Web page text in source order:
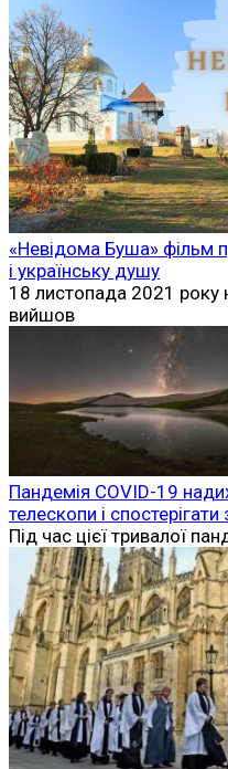
«Невідома Буша» фільм
і українську душу
18 листопада 2021 року
вийшов
Пандемія COVID-19
телескопи і
Під час цієї тривалої